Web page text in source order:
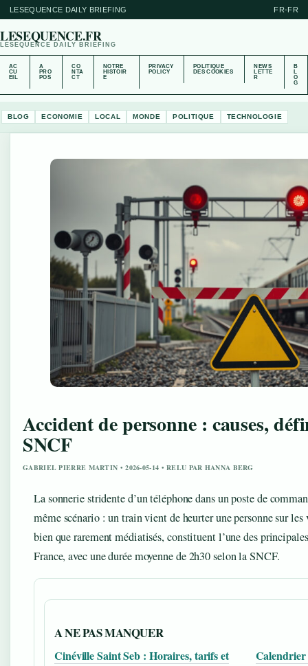
LESEQUENCE DAILY BRIEFING FR-FR
LESEQUENCE.FR
LESEQUENCE DAILY BRIEFING
AC
CU
EIL
A
PRO
POS
CO
NTA
CT
NOTRE
HISTOIR
E
PRIVACY
POLICY
POLITIQUE
DES COOKIES
NEWS
LETTE
R
B
L
O
G
BLOG ECONOMIE LOCAL MONDE POLITIQUE TECHNOLOGIE
Accident de personne : causes,
SNCF
GABRIEL PIERRE MARTIN • 2026-05-14 • RELU PAR HANNA BERG
La sonnerie stridente d’un téléphone dans un poste de
même scénario : un train vient de heurter une personne sur les
bien que rarement médiatisés, constituent l’une des
France, avec une durée moyenne de 2h30 selon la SNCF.
A NE PAS MANQUER
Cinéville Saint Seb : Horaires, tarifs et
Calendrier